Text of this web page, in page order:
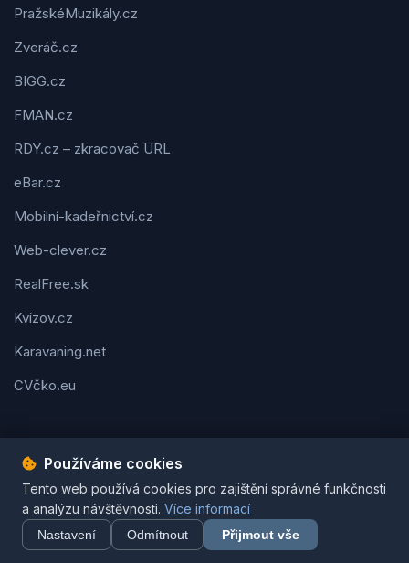
PražskéMuzikály.cz
Zveráč.cz
BIGG.cz
FMAN.cz
RDY.cz – zkracovač URL
eBar.cz
Mobilní-kadeřnictví.cz
Web-clever.cz
RealFree.sk
Kvízov.cz
Karavaning.net
CVčko.eu
Podmínky použitíOchrana osobních údajůCookies
© 2026 Tipy-na-dárek.cz. Všechna práva vyhrazena. | Vytvořil
Pavel Jirouš
Používáme cookies
Tento web používá cookies pro zajištění správné funkčnosti
a analýzu návštěvnosti. Více informací
Nastavení Odmítnout Přijmout vše